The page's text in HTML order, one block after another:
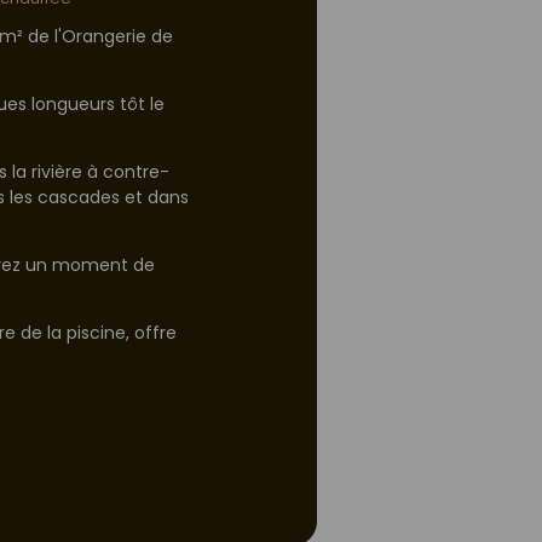
de l'Orangerie de
longueurs tôt le
la rivière à contre-
les cascades et dans
un moment de
de la piscine, offre